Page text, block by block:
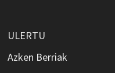
ULERTU
Azken Berriak